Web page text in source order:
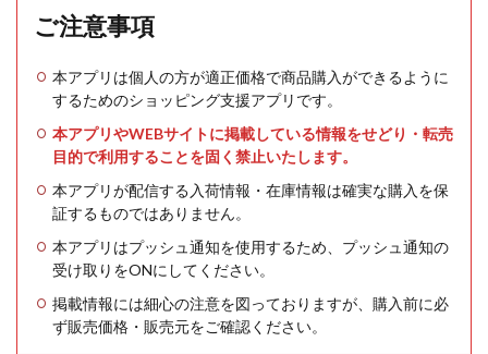
ご注意事項
本アプリは個人の方が適正価格で商品購入ができるように
するためのショッピング支援アプリです。
本アプリやWEBサイトに掲載している情報をせどり・転売
目的で利用することを固く禁止いたします。
本アプリが配信する入荷情報・在庫情報は確実な購入を保
証するものではありません。
本アプリはプッシュ通知を使用するため、プッシュ通知の
受け取りをONにしてください。
掲載情報には細心の注意を図っておりますが、購入前に必
ず販売価格・販売元をご確認ください。